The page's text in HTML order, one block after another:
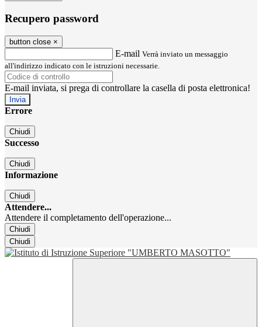
Recupero password
button close ×
E-mail Verrà inviato un messaggio
all'indirizzo indicato con le istruzioni necessarie.
E-mail inviata, si prega di controllare la casella di posta elettronica!
Errore
Chiudi
Successo
Chiudi
Informazione
Chiudi
Attendere...
Attendere il completamento dell'operazione...
Chiudi
Chiudi